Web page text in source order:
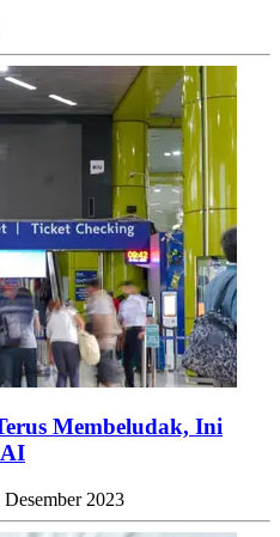
Membeludak, Ini
Desember 2023